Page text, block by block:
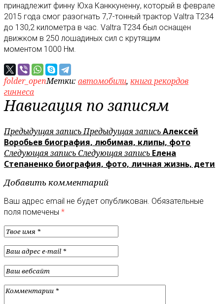
принадлежит финну Юха Канккуненну, который в феврале
2015 года смог разогнать 7,7-тонный трактор Valtra T234
до 130,2 километра в час. Valtra T234 был оснащен
движком в 250 лошадиных сил с крутящим
моментом 1000 Нм.
folder_openМетки: автомобили, книга рекордов
гиннеса
Навигация по записям
Предыдущая записьПредыдущая записьАлексей
Воробьев биография, любимая, клипы, фото
Следующая запись Следующая запись Елена
Степаненко биография, фото, личная жизнь, дети
Добавить комментарий
Ваш адрес email не будет опубликован. Обязательные
поля помечены *